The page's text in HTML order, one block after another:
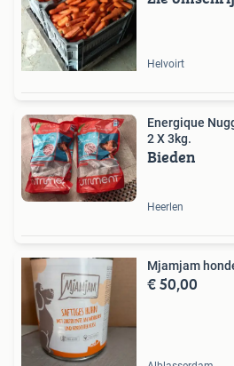
Helvoirt
Energique
2 X 3kg.
Bieden
Heerlen
Mjamjam
€ 50,00